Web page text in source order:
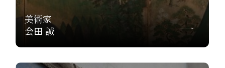
美術家
会田 誠